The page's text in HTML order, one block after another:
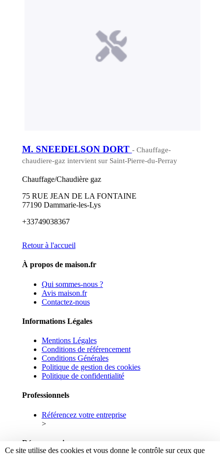
M. SNEEDELSON DORT - Chauffage-
chaudiere-gaz intervient sur Saint-Pierre-du-Perray
Chauffage/Chaudière gaz
75 RUE JEAN DE LA FONTAINE
77190 Dammarie-les-Lys
+33749038367
Retour à l'accueil
À propos de maison.fr
Qui sommes-nous ?
Avis maison.fr
Contactez-nous
Informations Légales
Mentions Légales
Conditions de référencement
Conditions Générales
Politique de gestion des cookies
Politique de confidentialité
Professionnels
Référencez votre entreprise
>
Réseaux sociaux
Ce site utilise des cookies et vous donne le contrôle sur ceux que